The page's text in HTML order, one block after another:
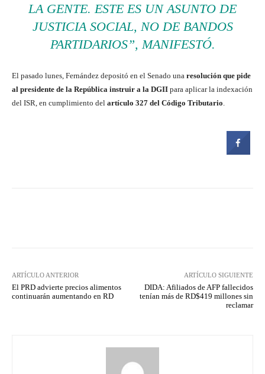
LA GENTE. ESTE ES UN ASUNTO DE
JUSTICIA SOCIAL, NO DE BANDOS
PARTIDARIOS”, MANIFESTÓ.
El pasado lunes, Fernández depositó en el Senado una resolución que pide
al presidente de la República instruir a la DGII para aplicar la indexación
del ISR, en cumplimiento del artículo 327 del Código Tributario
ARTÍCULO ANTERIOR
El PRD advierte precios alimentos
continuarán aumentando en RD
ARTÍCULO SIGUIENTE
DIDA: Afiliados de AFP fallecidos
tenían más de RD$419 millones sin
reclamar